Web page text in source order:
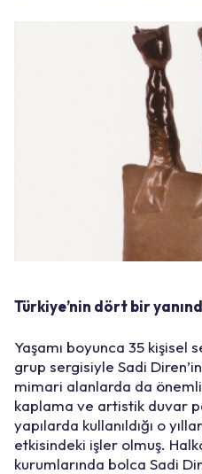
Türkiye’nin dört bir
Yaşamı boyunca 35 kişisel
grup sergisiyle Sadi
mimari alanlarda da
kaplama ve artistik duvar
yapılarda kullanıldığı o
etkisindeki işler olmuş.
kurumlarında bolca Sadi